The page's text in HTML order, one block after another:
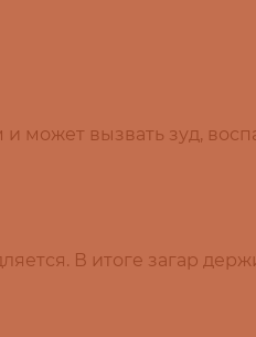
может вызвать зуд,
В итоге загар